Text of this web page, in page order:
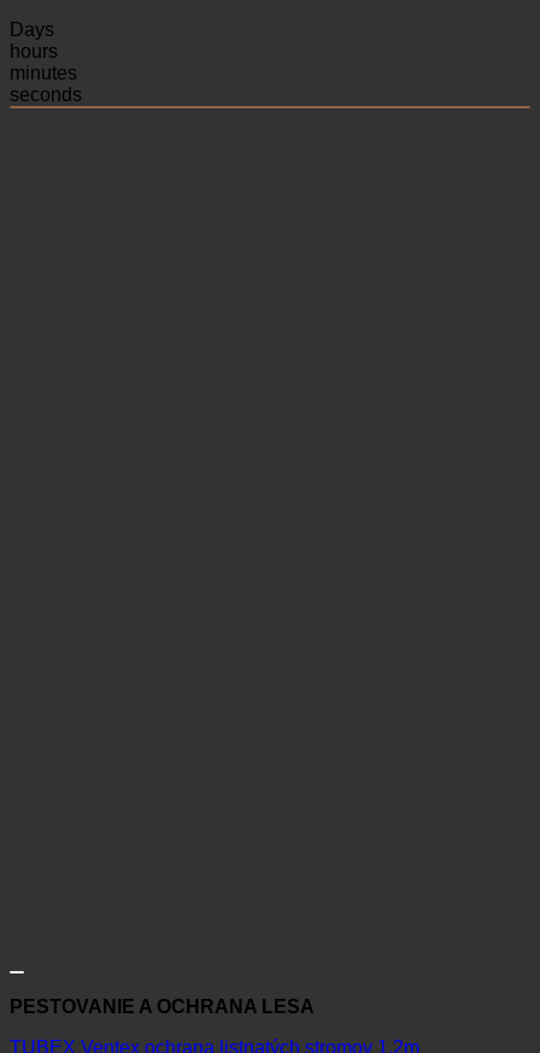
Days
hours
minutes
seconds
PESTOVANIE A OCHRANA LESA
TUBEX Ventex ochrana listnatých stromov 1,2m